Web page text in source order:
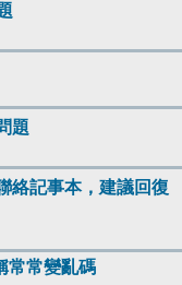
題
絡記事本，建議回復
常常變亂碼